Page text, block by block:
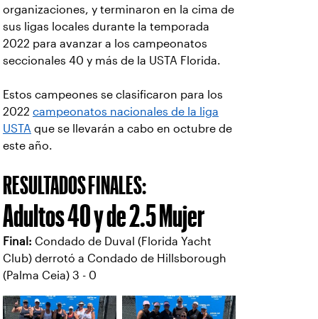
organizaciones, y terminaron en la cima de
sus ligas locales durante la temporada
2022 para avanzar a los campeonatos
seccionales 40 y más de la USTA Florida.
Estos campeones se clasificaron para los
2022 campeonatos nacionales de la liga
USTA que se llevarán a cabo en octubre de
este año.
RESULTADOS FINALES:
Adultos 40 y de 2.5 Mujer
Final: Condado de Duval (Florida Yacht
Club) derrotó a Condado de Hillsborough
(Palma Ceia) 3 - 0